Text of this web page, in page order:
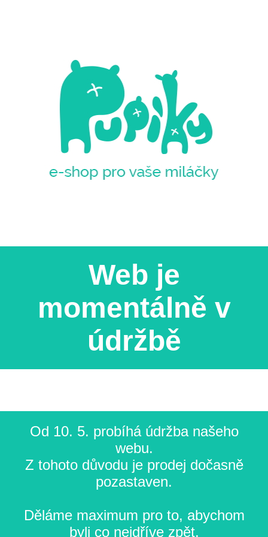
Web je
momentálně v
údržbě
Od 10. 5. probíhá údržba našeho
webu.
Z tohoto důvodu je prodej dočasně
pozastaven.
Děláme maximum pro to, abychom
byli co nejdříve zpět.